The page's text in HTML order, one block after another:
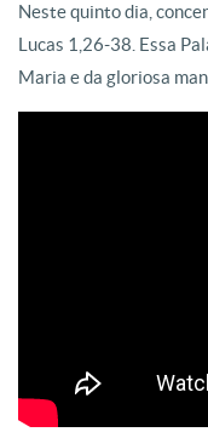
Neste quinto dia,
Lucas 1,26-38. Essa
Maria e da gloriosa